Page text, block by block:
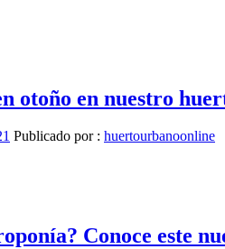
otoño en nuestro
Publicado por : huertourbanoonline
Conoce este